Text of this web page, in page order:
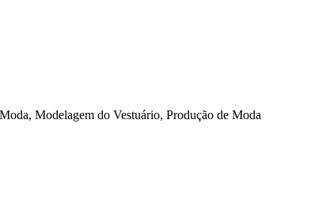
Modelagem do Vestuário, Produção de Moda